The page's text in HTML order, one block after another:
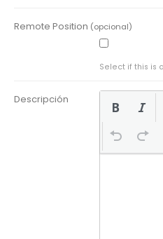
Remote Position (opcional)
Select if this is
Descripción